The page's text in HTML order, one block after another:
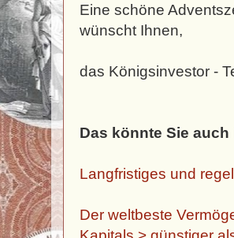
Eine schöne
wünscht Ihnen,
das Königsinvestor -
Das könnte Sie
Langfristiges und
Der weltbeste